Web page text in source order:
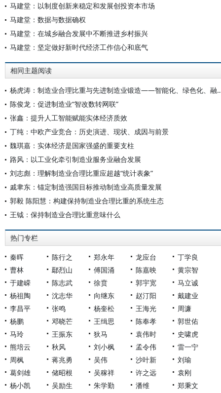
马建堂：以制度创新来稳定和发展创投资本市场
马建堂：数据与数据确权
马建堂：在城乡融合发展中不断推进乡村振兴
马建堂：坚定做好新时代经济工作信心和底气
相同主题阅读
杨虎涛：制造业合理比重与先进
陈俊龙：促进制造业“智改数转网联”
张鑫：提升人工智能赋能实体经济质效
丁纯：中欧产业竞合：历史演进、现状、成因与前景
魏琪嘉：实体经济是国家强盛的重要支柱
路风：以工业化牵引制造业服务业融合发展
刘志彪：理解制造业合理比重应超越“统计表象”
戚聿东：锚定制造强国目标推动制造业高质量发展
郭毅 陈阳慧：构建保持制造业合理比重的系统生态
王钺：保持制造业合理比重意味什么
热门专栏
秦晖 陈行之 郑永年 龙应台
丁学良
曹林
鄢烈山 傅国涌 陈嘉映
黄宗智
于建嵘
陈志武 徐贲 郭宇宽
马立诚
杨祖陶
沈志华 向继东 赵汀阳
戴建业
李昌平
张鸣 杨奎松 王海光
周濂
杨鹏
邓晓芒 王缉思 陈奉孝
郭世佑
马玲
王振东 狄马 袁伟时
史啸虎
熊培云
秋风 刘小枫 孟令伟
雷一宁
周枫
蒋兆勇 吴伟 沙叶新
刘瑜
葛剑雄
储昭根 吴稼祥 许之远
袁刚
杨小凯
吴励生 朱学勤 潘维 郑秉文